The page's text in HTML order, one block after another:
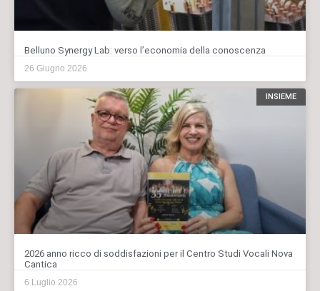
Belluno Synergy Lab: verso l’economia della conoscenza
26 Giugno 2026
INSIEME
2026 anno ricco di soddisfazioni per il Centro Studi Vocali Nova
Cantica
6 Luglio 2026